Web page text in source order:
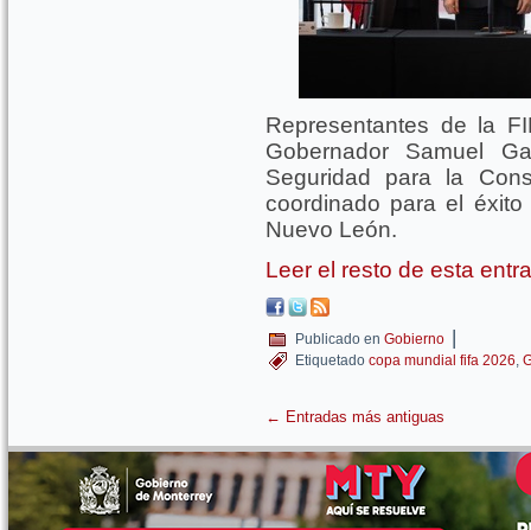
Representantes de la
Gobernador Samuel
Seguridad para la
coordinado para el
Nuevo León.
Leer el resto de esta
Publicado en Gobierno |
Etiquetado copa mundial fifa 2026,
← Entradas más antiguas